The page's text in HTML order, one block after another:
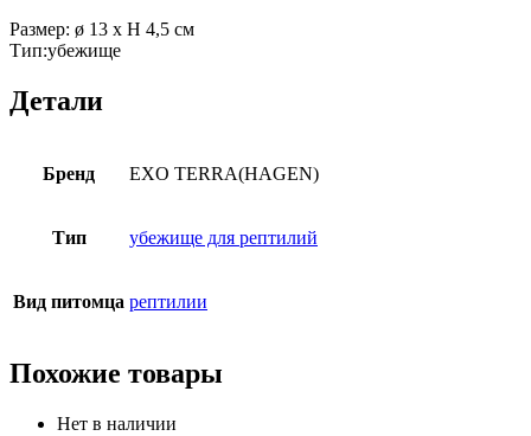
Размер: ø 13 х H 4,5 см
Тип:убежище
Детали
Бренд EXO TERRA(HAGEN)
Тип убежище для рептилий
Вид питомца рептилии
Похожие товары
Нет в наличии